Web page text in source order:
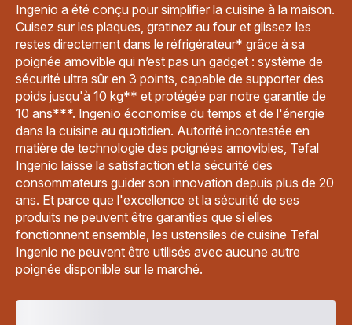
Ingenio a été conçu pour simplifier la cuisine à la maison.
Cuisez sur les plaques, gratinez au four et glissez les
restes directement dans le réfrigérateur* grâce à sa
poignée amovible qui n’est pas un gadget : système de
sécurité ultra sûr en 3 points, capable de supporter des
poids jusqu'à 10 kg** et protégée par notre garantie de
10 ans***. Ingenio économise du temps et de l'énergie
dans la cuisine au quotidien. Autorité incontestée en
matière de technologie des poignées amovibles, Tefal
Ingenio laisse la satisfaction et la sécurité des
consommateurs guider son innovation depuis plus de 20
ans. Et parce que l'excellence et la sécurité de ses
produits ne peuvent être garanties que si elles
fonctionnent ensemble, les ustensiles de cuisine Tefal
Ingenio ne peuvent être utilisés avec aucune autre
poignée disponible sur le marché.